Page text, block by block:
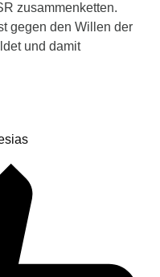
zusammenketten.
gegen den Willen der
und damit